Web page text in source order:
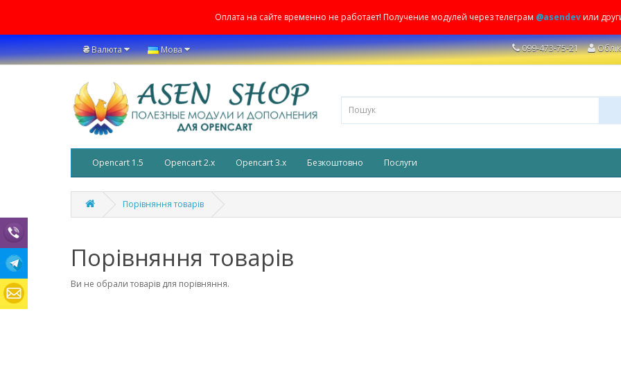
Оплата на сайте временно не работает! Получение модулей через телеграм @asendevили
₴Валюта Мова 099-473-75-21
Opencart 1.5 Opencart 2.x Opencart 3.x Безкоштовно Послуги
Порівняння товарів
Порівняння товарів
Ви не обрали товарів для порівняння.